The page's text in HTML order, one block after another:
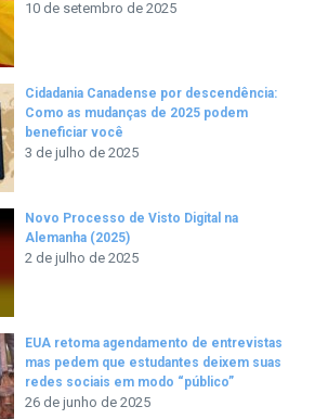
10 de setembro de 2025
Cidadania Canadense por descendência:
Como as mudanças de 2025 podem
beneficiar você
3 de julho de 2025
Novo Processo de Visto Digital na
Alemanha (2025)
2 de julho de 2025
EUA retoma agendamento de entrevistas
mas pedem que estudantes deixem suas
redes sociais em modo “público”
26 de junho de 2025